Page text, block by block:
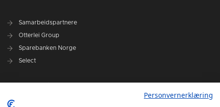
Samarbeidspartnere
Otterlei Group
Sparebanken Norge
Select
Personvernerklæring